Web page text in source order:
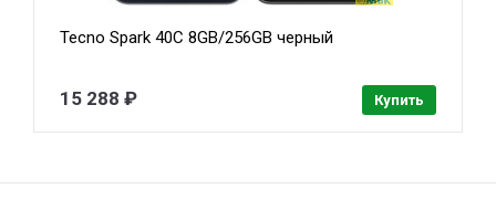
Tecno Spark 40C 8GB/256GB черный
15 288 ₽ Купить